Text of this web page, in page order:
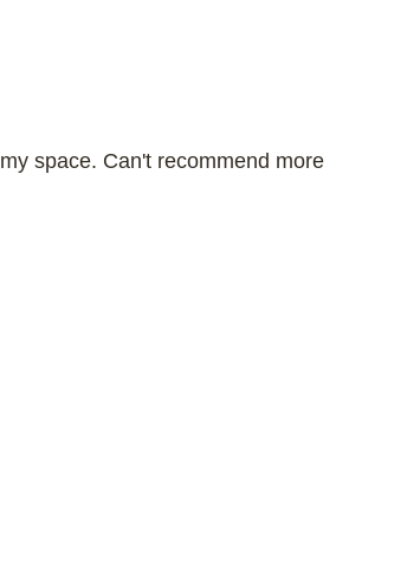
space. Can't recommend more